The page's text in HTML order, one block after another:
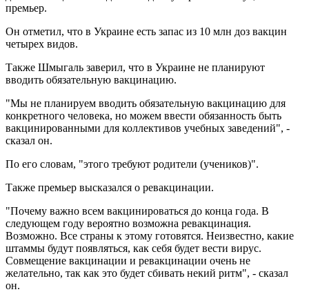
премьер.
Он отметил, что в Украине есть запас из 10 млн доз вакцин
четырех видов.
Также Шмыгаль заверил, что в Украине не планируют
вводить обязательную вакцинацию.
"Мы не планируем вводить обязательную вакцинацию для
конкретного человека, но можем ввести обязанность быть
вакцинированными для коллективов учебных заведений", -
сказал он.
По его словам, "этого требуют родители (учеников)".
Также премьер высказался о ревакцинации.
"Почему важно всем вакцинироваться до конца года. В
следующем году вероятно возможна ревакцинация.
Возможно. Все страны к этому готовятся. Неизвестно, какие
штаммы будут появляться, как себя будет вести вирус.
Совмещение вакцинации и ревакцинации очень не
желательно, так как это будет сбивать некий ритм", - сказал
он.